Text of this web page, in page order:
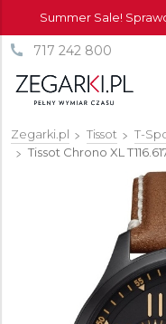
Summer Sale!
717 242 800
Zegarki.pl Tissot T-
Tissot Chrono XL